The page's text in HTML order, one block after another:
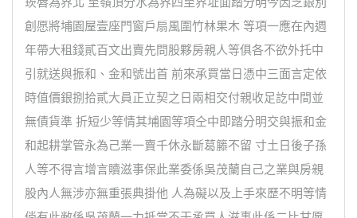
創愿將埔園屋壹座門窗戶扇風圍竹林果木 等項一應在內週
年帶大租錢貳百文出賣先問股夥房親人等俱各不欲外托中
引就送與振和、金和號出首 前來承買當日憑中三面言定依
時值價銀捌拾貳大員正立契之日兩相交付親收足訖中間並
無債貨準 折短少等情其埔園等項仝中即踏分明交與振和金
和起耕掌管永為己業一賣千休永斷葛籐不留 寸土日後子孫
人等不得言增言贖滋事保此業委係吳茂蘭自己之業與房親
股內人無涉亦無重張典掛他 人為礙以及上手來歷不明等情